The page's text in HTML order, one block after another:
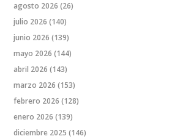
agosto 2026 (26)
julio 2026 (140)
junio 2026 (139)
mayo 2026 (144)
abril 2026 (143)
marzo 2026 (153)
febrero 2026 (128)
enero 2026 (139)
diciembre 2025 (146)